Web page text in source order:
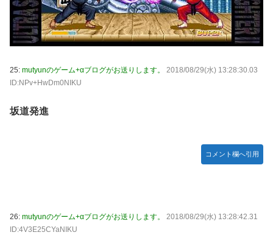
25: mutyunのゲーム+αブログがお送りします。
2018/08/29(水) 13:28:30.03
ID:NPv+HwDm0NIKU
坂道発進
コメント欄へ引用
26: mutyunのゲーム+αブログがお送りします。
2018/08/29(水) 13:28:42.31
ID:4V3E25CYaNIKU